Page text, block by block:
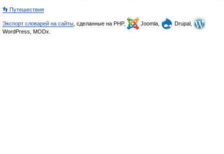
👣 Путешествия
Экспорт словарей на сайты , сделанные на PHP, Joomla,
Drupal,
WordPress, MODx.